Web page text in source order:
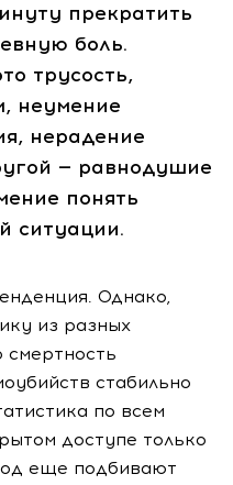
прекратить
боль.
трусость,
неумение
нерадение
— равнодушие
понять
ситуации.
Однако,
из разных
смертность
стабильно
по всем
доступе только
еще подбивают